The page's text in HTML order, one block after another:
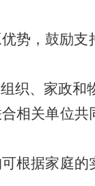
势，鼓励
织、家政
相关单位
根据家庭